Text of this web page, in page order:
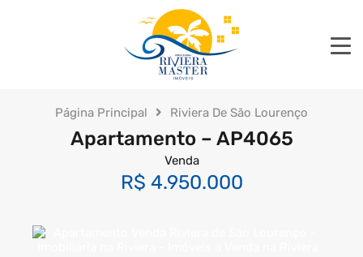
Página Principal Riviera De São Lourenço
Apartamento – AP4065
Venda
R$ 4.950.000